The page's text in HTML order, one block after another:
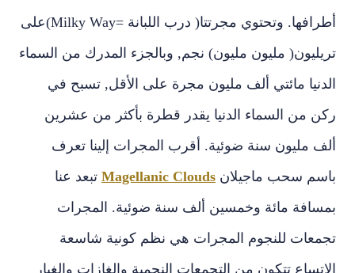
أطرافها‏.‏ وتحتوي مجرتتا‏(‏ درب اللبانة‏ =Milky Way)‏على
تريليون‏(‏ مليون مليون‏)‏ نجم‏,‏ وبالجزء المدرك من السماء
الدنيا مائتي ألف مليون مجرة على الأقل‏,‏ تسبح في
ركن من السماء الدنيا يقدر قطرة بأكثر من عشرين
ألف مليون سنة ضوئية‏.‏ أقرب المجرات إلينا تعرف
باسم سحب ماجيلان Magellanic Clouds‏ تبعد عنا
بمسافة مائة وخمسين ألف سنة ضوئية‏.‏ المجرات
تجمعات للنجوم المجرات هي نظم كونية شاسعة
الاتساع تتكون من التجمعات النجمية والغازات والغبار